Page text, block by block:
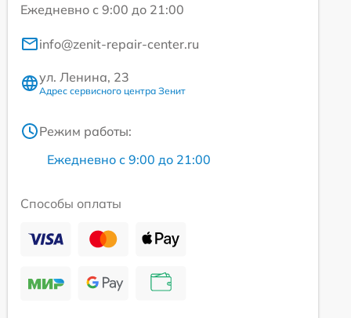
Ежедневно с 9:00 до 21:00
info@zenit-repair-center.ru
ул. Ленина, 23
Адрес сервисного центра Зенит
Режим работы:
Ежедневно с 9:00 до 21:00
Способы оплаты